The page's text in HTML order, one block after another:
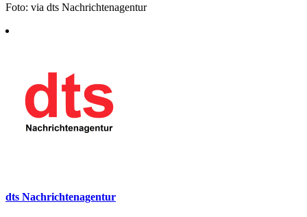
Foto: via dts Nachrichtenagentur
dts Nachrichtenagentur